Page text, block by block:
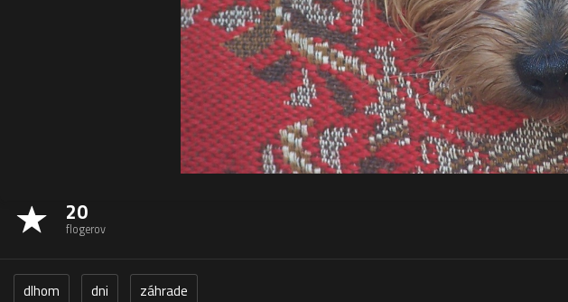
20
flogerov
dlhom dni
záhrade